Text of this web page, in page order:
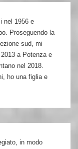
nel 1956 e
Proseguendo la
sud, mi
a Potenza e
nel 2018.
ho una figlia e
in modo